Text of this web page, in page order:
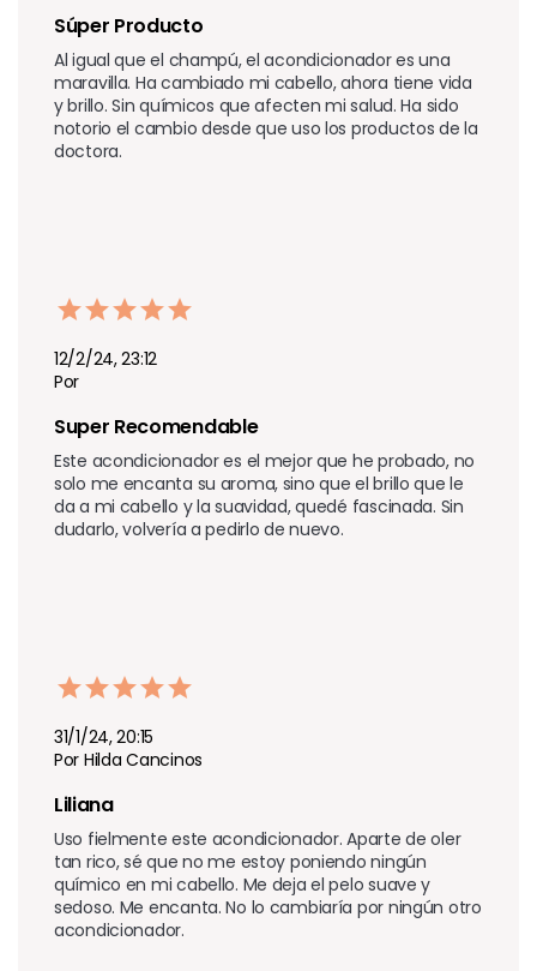
Súper Producto
Al igual que el champú, el acondicionador es una
maravilla. Ha cambiado mi cabello, ahora tiene vida
y brillo. Sin químicos que afecten mi salud. Ha sido
notorio el cambio desde que uso los productos de la
doctora.
12/2/24, 23:12
Por
Super Recomendable
Este acondicionador es el mejor que he probado, no
solo me encanta su aroma, sino que el brillo que le
da a mi cabello y la suavidad, quedé fascinada. Sin
dudarlo, volvería a pedirlo de nuevo.
31/1/24, 20:15
Por Hilda Cancinos
Liliana
Uso fielmente este acondicionador. Aparte de oler
tan rico, sé que no me estoy poniendo ningún
químico en mi cabello. Me deja el pelo suave y
sedoso. Me encanta. No lo cambiaría por ningún otro
acondicionador.